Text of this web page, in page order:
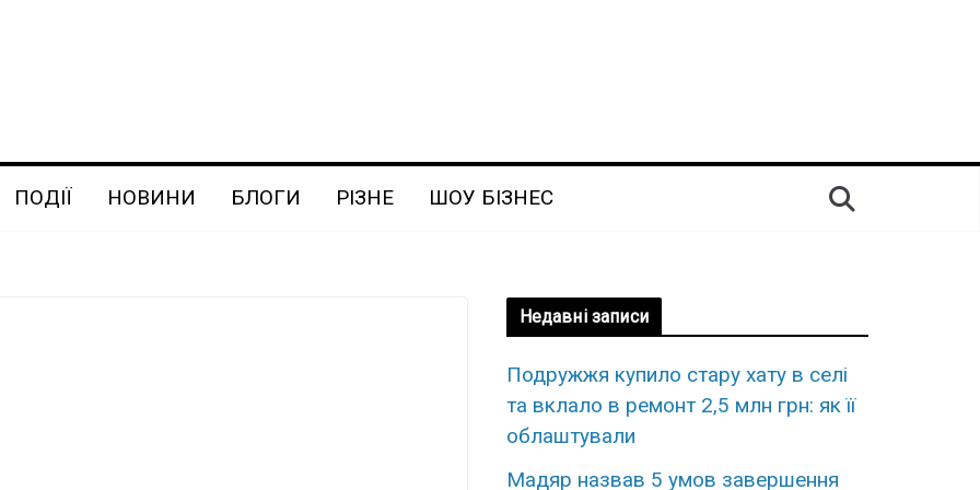
ПОДІЇ НОВИНИ БЛОГИ РІЗНЕ ШОУ БІЗНЕС
Недавні записи
Подружжя купило стару хату в селі
та вклало в ремонт 2,5 млн грн: як її
облаштували
Мадяр назвав 5 умов завершення